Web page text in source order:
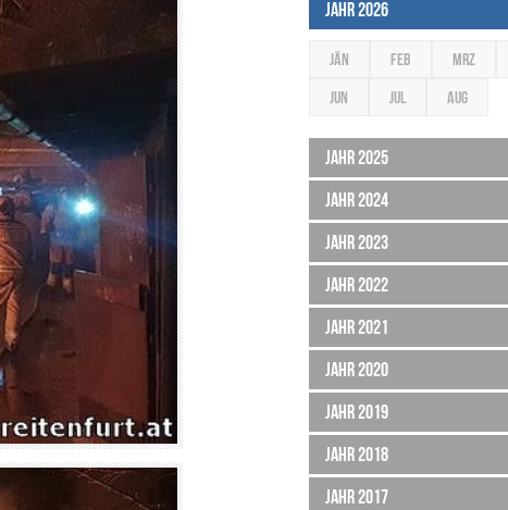
Jahr 2026
JÄN FEB MRZ
JUN JUL AUG
Jahr 2025
Jahr 2024
Jahr 2023
Jahr 2022
Jahr 2021
Jahr 2020
Jahr 2019
Jahr 2018
Jahr 2017